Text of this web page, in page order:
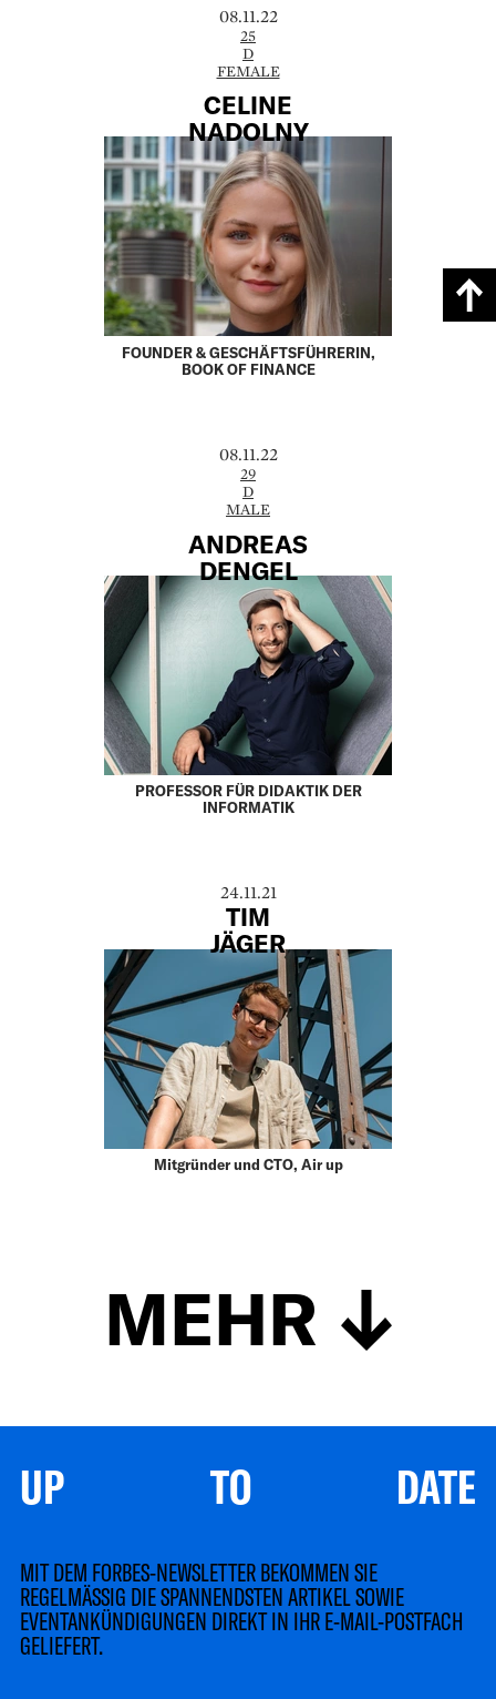
08.11.22
25
D
FEMALE
CELINE
NADOLNY
FOUNDER & GESCHÄFTSFÜHRERIN,
BOOK OF FINANCE
08.11.22
29
D
MALE
ANDREAS
DENGEL
PROFESSOR FÜR DIDAKTIK DER
INFORMATIK
24.11.21
TIM
JÄGER
Mitgründer und CTO, Air up
MEHR
UP TO DATE
MIT DEM FORBES-NEWSLETTER BEKOMMEN SIE
REGELMÄSSIG DIE SPANNENDSTEN ARTIKEL SOWIE
EVENTANKÜNDIGUNGEN DIREKT IN IHR E-MAIL-POSTFACH
GELIEFERT.